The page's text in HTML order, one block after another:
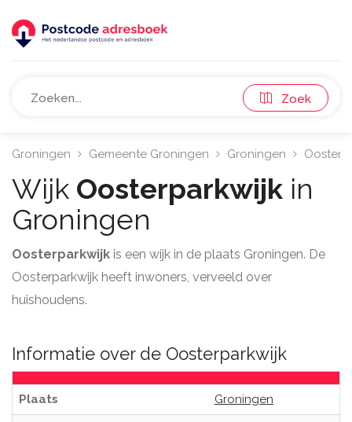
Zoek
Groningen Gemeente Groningen Groningen
Wijk Oosterparkwijk in
Groningen
Oosterparkwijk is een wijk in de plaats Groningen. De
Oosterparkwijk heeft inwoners, verveeld over
huishoudens.
Informatie over de Oosterparkwijk
Plaats Groningen